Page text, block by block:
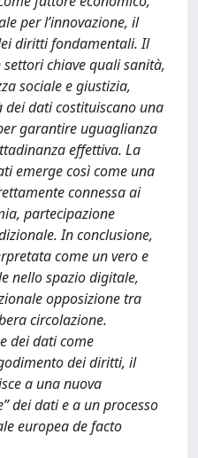
per l’innovazione, il
diritti fondamentali. Il
chiave quali sanità,
sociale e giustizia,
dei dati costituiscano una
garantire uguaglianza
effettiva. La
emerge così come una
connessa ai
partecipazione
In conclusione,
come un vero e
nello spazio digitale,
opposizione tra
circolazione.
dei dati come
dei diritti, il
a una nuova
dei dati e a un processo
europea de facto